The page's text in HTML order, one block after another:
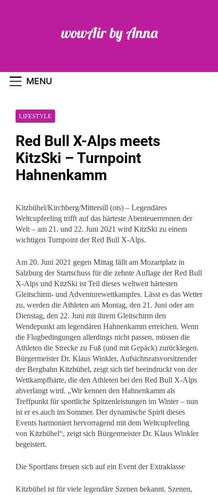
MENU
LIFESTYLE
Red Bull X-Alps meets
KitzSki – Turnpoint
Hahnenkamm
Kitzbühel/Kirchberg/Mittersill (ots) – Legendäres
Weltcupfeeling trifft auf das härteste Abenteuerrennen der
Welt – am 21. und 22. Juni 2021 wird KitzSki zu einem
wichtigen Turnpoint der Red Bull X-Alps.
Am 20. Juni 2021 gegen Mittag fällt am Mozartplatz in
Salzburg der Startschuss für die zehnte Auflage der Red Bull
X-Alps und KitzSki ist Teil dieses weltweit härtesten
Gleitschirm- und Adventurewettkampfes. Lässt es das Wetter
zu, werden die Athleten am Montag, den 21. Juni oder am
Dienstag, den 22. Juni mit ihrem Gleitschirm den
Wendepunkt am legendären Hahnenkamm erreichen. Wenn
die Flugbedingungen allerdings nicht passen, müssen die
Athleten die Strecke zu Fuß (und mit Gepäck) zurücklegen.
Bürgermeister Dr. Klaus Winkler, Aufsichtsratsvorsitzender
der Bergbahn Kitzbühel, zeigt sich tief beeindruckt von der
Wettkampfhärte, die den Athleten bei den Red Bull X-Alps
abverlangt wird. „Wir kennen den Hahnenkamm als
Treffpunkt für sportliche Spitzenleistungen im Winter – nun
ist er es auch im Sommer. Der dynamische Spirit dieses
Events harmoniert hervorragend mit dem Weltcupfeeling
von Kitzbühel“, zeigt sich Bürgermeister Dr. Klaus Winkler
begeistert.
Die Sportfans freuen sich auf ein Event der Extraklasse
Kitzbühel ist für viele legendäre Szenen bekannt. Szenen,